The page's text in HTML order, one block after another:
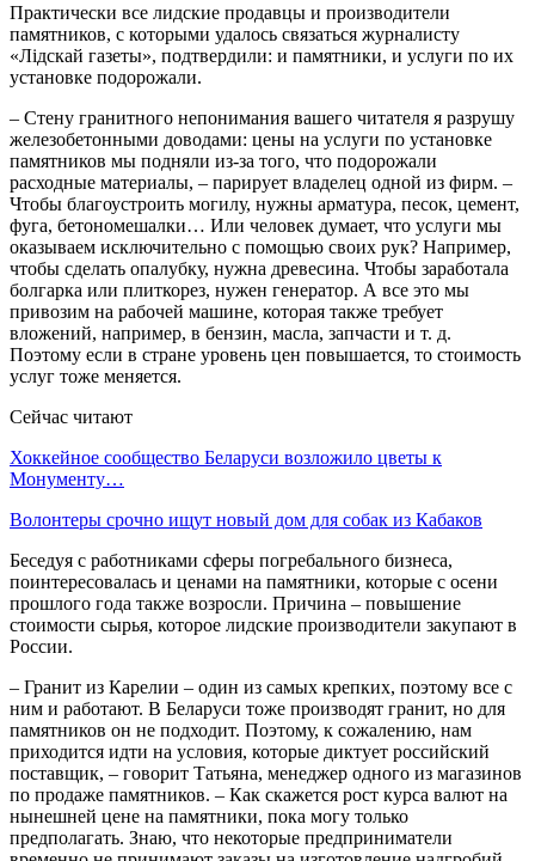
Практически все лидские продавцы и производители
памятников, с которыми удалось связаться журналисту
«Лідскай газеты», подтвердили: и памятники, и услуги по их
установке подорожали.
– Стену гранитного непонимания вашего читателя я разрушу
железобетонными доводами: цены на услуги по установке
памятников мы подняли из-за того, что подорожали
расходные материалы, – парирует владелец одной из фирм. –
Чтобы благоустроить могилу, нужны арматура, песок, цемент,
фуга, бетономешалки… Или человек думает, что услуги мы
оказываем исключительно с помощью своих рук? Например,
чтобы сделать опалубку, нужна древесина. Чтобы заработала
болгарка или плиткорез, нужен генератор. А все это мы
привозим на рабочей машине, которая также требует
вложений, например, в бензин, масла, запчасти и т. д.
Поэтому если в стране уровень цен повышается, то стоимость
услуг тоже меняется.
Сейчас читают
Хоккейное сообщество Беларуси возложило цветы к
Монументу…
Волонтеры срочно ищут новый дом для собак из Кабаков
Беседуя с работниками сферы погребального бизнеса,
поинтересовалась и ценами на памятники, которые с осени
прошлого года также возросли. Причина – повышение
стоимости сырья, которое лидские производители закупают в
России.
– Гранит из Карелии – один из самых крепких, поэтому все с
ним и работают. В Беларуси тоже производят гранит, но для
памятников он не подходит. Поэтому, к сожалению, нам
приходится идти на условия, которые диктует российский
поставщик, – говорит Татьяна, менеджер одного из магазинов
по продаже памятников. – Как скажется рост курса валют на
нынешней цене на памятники, пока могу только
предполагать. Знаю, что некоторые предприниматели